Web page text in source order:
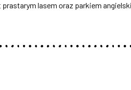
lasem oraz parkiem